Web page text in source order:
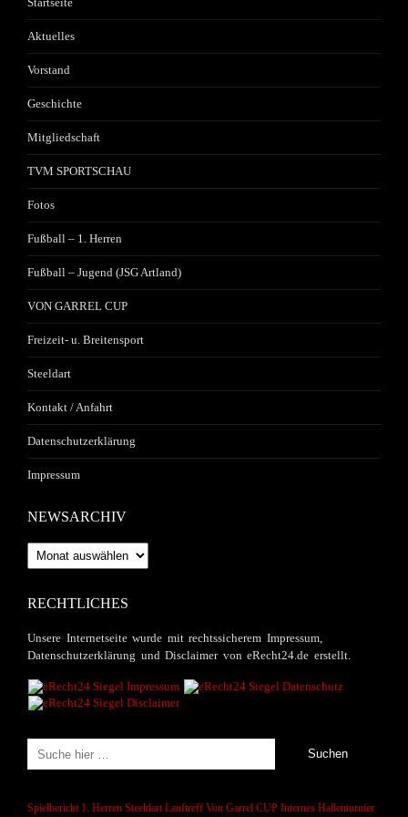
Aktuelles
Vorstand
Geschichte
Mitgliedschaft
TVM SPORTSCHAU
Fotos
Fußball – 1. Herren
Fußball – Jugend (JSG Artland)
VON GARREL CUP
Freizeit- u. Breitensport
Steeldart
Kontakt / Anfahrt
Datenschutzerklärung
Impressum
NEWSARCHIV
Newsarchiv
RECHTLICHES
Unsere Internetseite wurde mit rechtssicherem Impressum,
Datenschutzerklärung und Disclaimer von eRecht24.de erstellt.
Spielbericht 1. Herren Steeldart Lauftreff Von Garrel CUP Internes Hallenturnier